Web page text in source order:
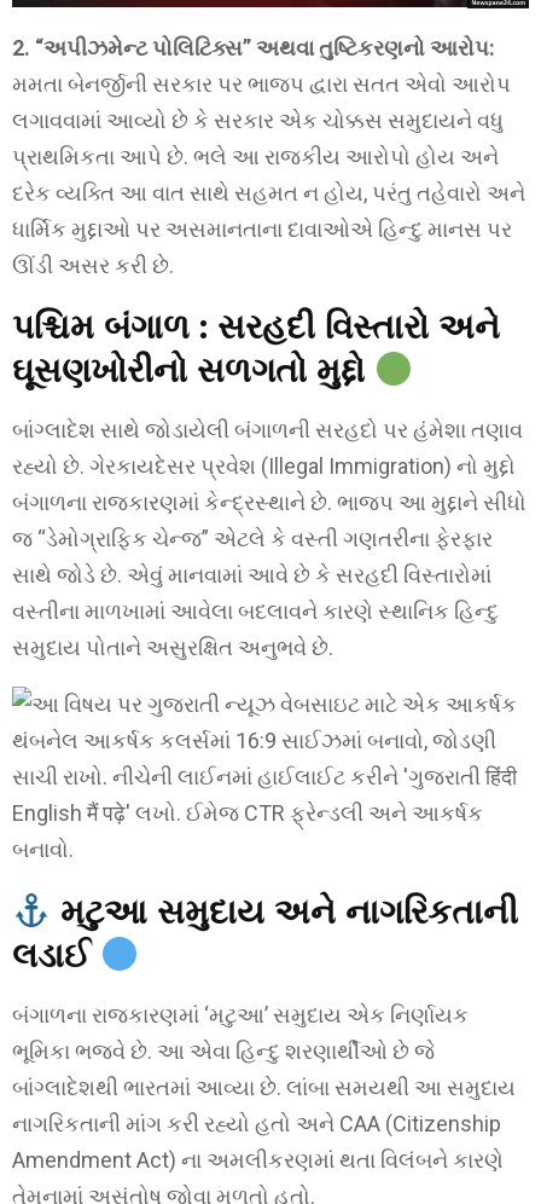
2. “અપીઝમેન્ટ પોલિટિક્સ” અથવા તુષ્ટિકરણનો આરોપ:
મમતા બેનર્જીની સરકાર પર ભાજપ દ્વારા સતત એવો આરોપ
લગાવવામાં આવ્યો છે કે સરકાર એક ચોક્કસ સમુદાયને વધુ
પ્રાથમિકતા આપે છે. ભલે આ રાજકીય આરોપો હોય અને
દરેક વ્યક્તિ આ વાત સાથે સહમત ન હોય, પરંતુ તહેવારો અને
ધાર્મિક મુદ્દાઓ પર અસમાનતાના દાવાઓએ હિન્દુ માનસ પર
ઊંડી અસર કરી છે.
પશ્ચિમ બંગાળ : સરહદી વિસ્તારો અને
ઘૂસણખોરીનો સળગતો મુદ્દો
બાંગ્લાદેશ સાથે જોડાયેલી બંગાળની સરહદો પર હંમેશા તણાવ
રહ્યો છે. ગેરકાયદેસર પ્રવેશ (Illegal Immigration) નો મુદ્દો
બંગાળના રાજકારણમાં કેન્દ્રસ્થાને છે. ભાજપ આ મુદ્દાને સીધો
જ “ડેમોગ્રાફિક ચેન્જ” એટલે કે વસ્તી ગણતરીના ફેરફાર
સાથે જોડે છે. એવું માનવામાં આવે છે કે સરહદી વિસ્તારોમાં
વસ્તીના માળખામાં આવેલા બદલાવને કારણે સ્થાનિક હિન્દુ
સમુદાય પોતાને અસુરક્ષિત અનુભવે છે.
મટુઆ સમુદાય અને નાગરિકતાની
લડાઈ
બંગાળના રાજકારણમાં ‘મટુઆ’ સમુદાય એક નિર્ણાયક
ભૂમિકા ભજવે છે. આ એવા હિન્દુ શરણાર્થીઓ છે જે
બાંગ્લાદેશથી ભારતમાં આવ્યા છે. લાંબા સમયથી આ સમુદાય
નાગરિકતાની માંગ કરી રહ્યો હતો અને CAA (Citizenship
Amendment Act) ના અમલીકરણમાં થતા વિલંબને કારણે
તેમનામાં અસંતોષ જોવા મળતો હતો.